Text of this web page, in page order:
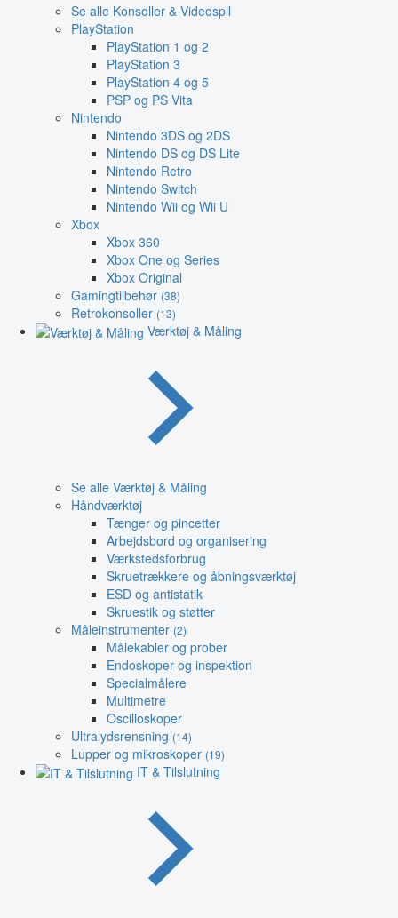
Se alle Konsoller & Videospil
PlayStation
PlayStation 1 og 2
PlayStation 3
PlayStation 4 og 5
PSP og PS Vita
Nintendo
Nintendo 3DS og 2DS
Nintendo DS og DS Lite
Nintendo Retro
Nintendo Switch
Nintendo Wii og Wii U
Xbox
Xbox 360
Xbox One og Series
Xbox Original
Gamingtilbehør (38)
Retrokonsoller (13)
Værktøj & Måling
Se alle Værktøj & Måling
Håndværktøj
Tænger og pincetter
Arbejdsbord og organisering
Værkstedsforbrug
Skruetrækkere og åbningsværktøj
ESD og antistatik
Skruestik og støtter
Måleinstrumenter (2)
Målekabler og prober
Endoskoper og inspektion
Specialmålere
Multimetre
Oscilloskoper
Ultralydsrensning (14)
Lupper og mikroskoper (19)
IT & Tilslutning